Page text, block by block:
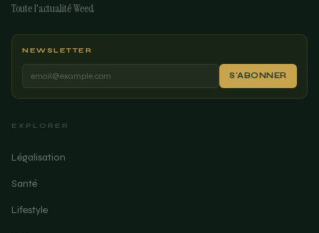
Toute l'actualité Weed
NEWSLETTER
S'ABONNER
EXPLORER
Légalisation
Santé
Lifestyle